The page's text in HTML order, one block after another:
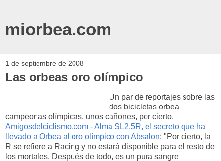
miorbea.com
1 de septiembre de 2008
Las orbeas oro olímpico
Un par de reportajes sobre las
dos bicicletas orbea
campeonas olímpicas, unos cañones, por cierto.
Amigosdelciclismo.com - Alma SL2.5R, el secreto que ha
llevado a Orbea al oro olímpico con Absalon: "Por cierto, la
R se refiere a Racing y no estará disponible para el resto de
los mortales. Después de todo, es un pura sangre